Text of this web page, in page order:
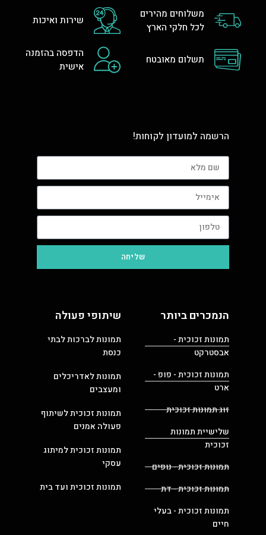
משלוחים מהירים
לכל חלקי הארץ
שירות ואיכות
תשלום מאובטח
הדפסה בהזמנה
אישית
הרשמה למועדון לקוחות!
שליחה
הנמכרים ביותר
תמונות זכוכית -
אבסטרקט
תמונות זכוכית - פופ -
ארט
זוג תמונות זכוכית
שלישיית תמונות
זכוכית
תמונות זכוכית - נופים
תמונות זכוכית - דת
תמונות זכוכית - בעלי
חיים
שיתופי פעולה
תמונות לברכות לבתי
כנסת
תמונות לאדריכלים
ומעצבים
תמונות זכוכית לשיתוף
פעולה אמנים
תמונות זכוכית למיתוג
עסקי
תמונות זכוכית ועד בית